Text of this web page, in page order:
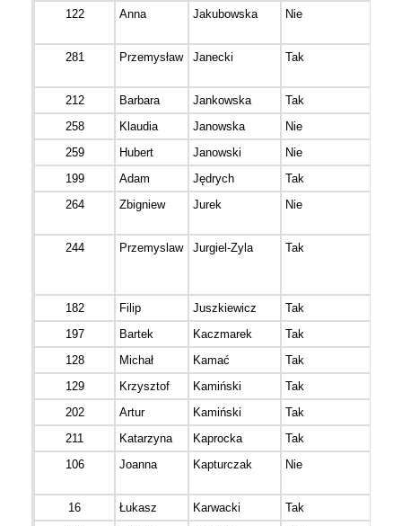
122 Anna Jakubowska Nie
281 Przemysław Janecki Tak
212 Barbara Jankowska
Tak
258
Klaudia Janowska
Nie
259
Hubert Janowski
Nie
199
Adam Jędrych
Tak
264
Zbigniew Jurek Nie
244 Przemyslaw Jurgiel-Zyla Tak
182 Filip Juszkiewicz
Tak
197
Bartek Kaczmarek
Tak
128
Michał Kamać
Tak
129
Krzysztof Kamiński
Tak
202
Artur Kamiński
Tak
211
Katarzyna Kaprocka
Tak
106
Joanna Kapturczak Nie
16 Łukasz Karwacki
Tak